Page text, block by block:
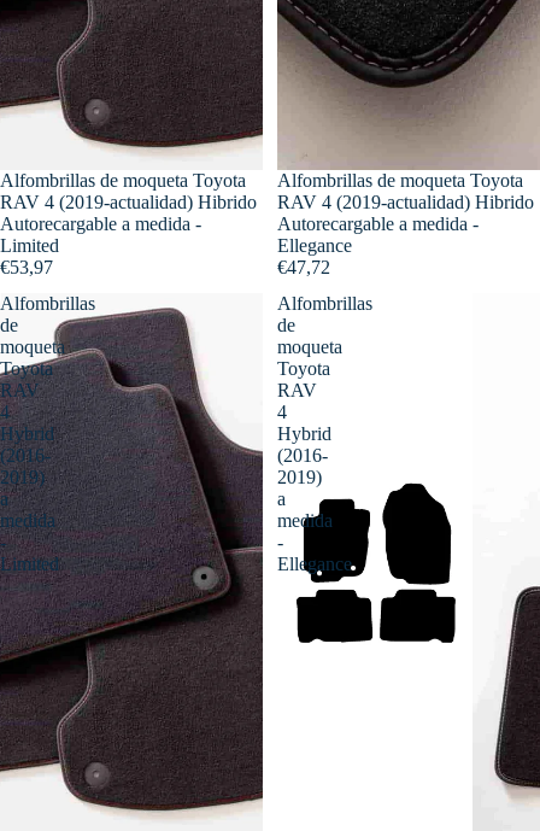
Alfombrillas de moqueta Toyota
RAV 4 (2019-actualidad) Hibrido
Autorecargable a medida -
Limited
€53,97
Alfombrillas de moqueta Toyota
RAV 4 (2019-actualidad) Hibrido
Autorecargable a medida -
Ellegance
€47,72
Alfombrillas
de
moqueta
Toyota
RAV
4
Hybrid
(2016-
2019)
a
medida
-
Limited
Alfombrillas
de
moqueta
Toyota
RAV
4
Hybrid
(2016-
2019)
a
medida
-
Ellegance